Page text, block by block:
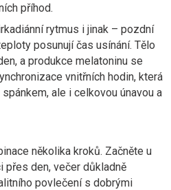
příhod.
rytmus i jinak – pozdní
posunují čas usínání. Tělo
a produkce melatoninu se
vnitřních hodin, která
ale i celkovou únavou a
několika kroků. Začněte u
den, večer důkladně
povlečení s dobrými